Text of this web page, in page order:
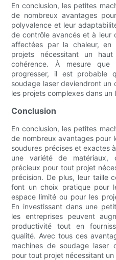
En conclusion, les petites
de nombreux avantages
polyvalence et leur
de contrôle avancés et à leur
affectées par la chaleur,
projets nécessitant un
cohérence. À mesure
progresser, il est probable
soudage laser deviendront un
les projets complexes dans un
Conclusion
En conclusion, les petites
de nombreux avantages pour
soudures précises et exactes
une variété de matériaux,
précieux pour tout projet
précision. De plus, leur taille
font un choix pratique pour
espace limité ou pour les
En investissant dans une
les entreprises peuvent
productivité tout en
qualité. Avec tous ces
machines de soudage laser
pour tout projet nécessitant